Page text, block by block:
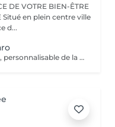
DE VOTRE BIEN-ÊTRE
d...
Massage relaxant aux huiles chaudes, personnalisable de la tête aux pieds.